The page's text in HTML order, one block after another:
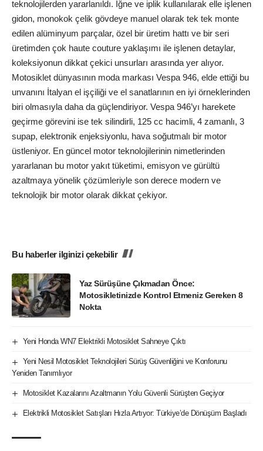
teknolojilerden yararlanıldı. İğne ve iplik kullanılarak elle işlenen
gidon, monokok çelik gövdeye manuel olarak tek tek monte
edilen alüminyum parçalar, özel bir üretim hattı ve bir seri
üretimden çok haute couture yaklaşımı ile işlenen detaylar,
koleksiyonun dikkat çekici unsurları arasında yer alıyor.
Motosiklet dünyasının moda markası Vespa 946, elde ettiği bu
unvanını İtalyan el işçiliği ve el sanatlarının en iyi örneklerinden
biri olmasıyla daha da güçlendiriyor. Vespa 946’yı harekete
geçirme görevini ise tek silindirli, 125 cc hacimli, 4 zamanlı, 3
supap, elektronik enjeksiyonlu, hava soğutmalı bir motor
üstleniyor. En güncel motor teknolojilerinin nimetlerinden
yararlanan bu motor yakıt tüketimi, emisyon ve gürültü
azaltmaya yönelik çözümleriyle son derece modern ve
teknolojik bir motor olarak dikkat çekiyor.
Bu haberler ilginizi çekebilir
Yaz Sürüşüne Çıkmadan Önce:
Motosikletinizde Kontrol Etmeniz Gereken 8
Nokta
Yeni Honda WN7 Elektrikli Motosiklet Sahneye Çıktı
Yeni Nesil Motosiklet Teknolojileri Sürüş Güvenliğini ve Konforunu
Yeniden Tanımlıyor
Motosiklet Kazalarını Azaltmanın Yolu Güvenli Sürüşten Geçiyor
Elektrikli Motosiklet Satışları Hızla Artıyor: Türkiye’de Dönüşüm Başladı